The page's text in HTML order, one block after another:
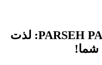
ساندویچ‌ساز صنعتی PARSEH PA-02: لذت
شما!